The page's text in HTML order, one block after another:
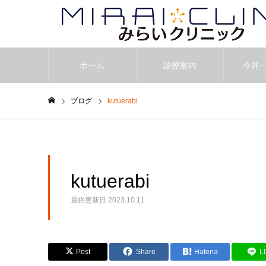
ホーム 診療案内 今井
ブログ kutuerabi
kutuerabi
最終更新日 2023.10.11
Post Share Hatena